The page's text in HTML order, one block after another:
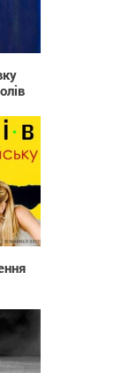
923